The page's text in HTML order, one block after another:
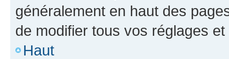
généralement en haut des
de modifier tous vos réglages
Haut